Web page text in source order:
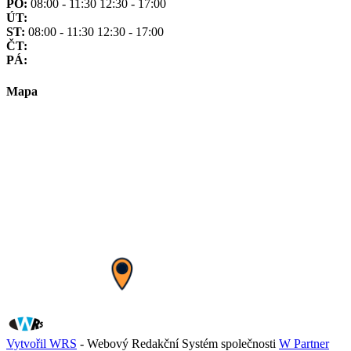
PO: 08:00 - 11:30 12:30 - 17:00
ÚT:
ST: 08:00 - 11:30 12:30 - 17:00
ČT:
PÁ:
Mapa
Vytvořil WRS - Webový Redakční Systém společnosti W Partner